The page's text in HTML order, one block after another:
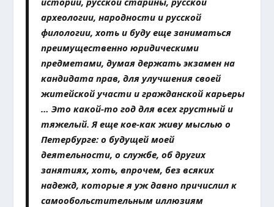
археологии, народности и русской
филологии, хоть и буду еще заниматься
преимущественно юридическими
предметами, думая держать экзамен на
кандидата прав, для улучшения своей
житейской участи и гражданской карьеры
… Это какой-то год для всех грустный и
тяжелый. Я еще кое-как живу мыслью о
Петербурге: о будущей моей
деятельности, о службе, об других
занятиях, хоть, впрочем, без всяких
надежд, которые я уж давно причислил к
самообольстительным иллюзиям